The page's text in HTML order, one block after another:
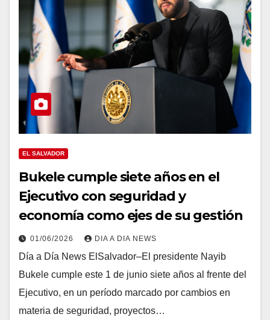
EL SALVADOR
Bukele cumple siete años en el
Ejecutivo con seguridad y
economía como ejes de su gestión
01/06/2026 DIA A DIA NEWS
Día a Día News ElSalvador–El presidente Nayib
Bukele cumple este 1 de junio siete años al frente del
Ejecutivo, en un período marcado por cambios en
materia de seguridad, proyectos…